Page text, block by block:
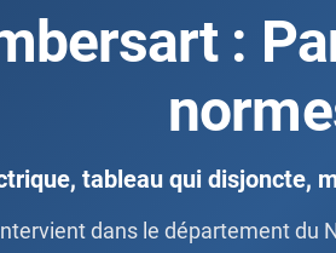
:
tableau qui disjoncte,
dans le département du